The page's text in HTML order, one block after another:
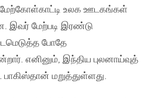
உலக ஊடகங்கள்
இவர் மேற்படி இரண்டு
போதே
எனினும், இந்திய புலனாய்வுத்
மறுத்துள்ளது.